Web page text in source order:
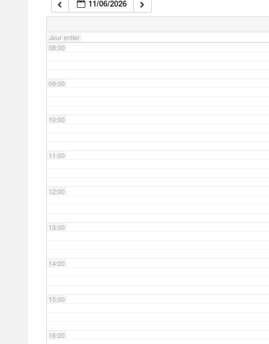
11/06/2026
Jour entier
07:00
08:00
09:00
10:00
11:00
12:00
13:00
14:00
15:00
16:00